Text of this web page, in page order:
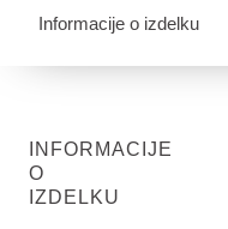
Informacije o izdelku
INFORMACIJE
O
IZDELKU